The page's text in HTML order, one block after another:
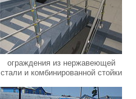
ограждения из нержавеющей
стали и комбинированной стойки